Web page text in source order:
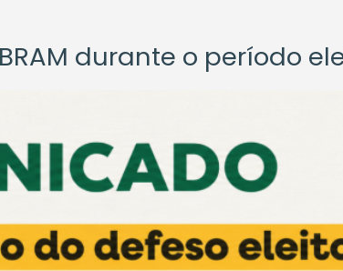
durante o período